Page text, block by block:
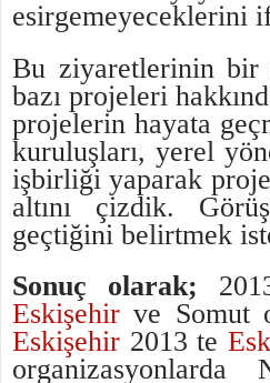
esirgemeyeceklerini
Bu ziyaretlerinin bir
bazı projeleri
projelerin hayata
kuruluşları, yerel
işbirliği yaparak
altını çizdik.
geçtiğini belirtmek
Sonuç olarak;
Eskişehir ve Somut
Eskişehir 2013 te